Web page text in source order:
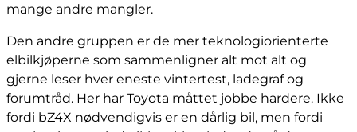
mange andre mangler.
Den andre gruppen er de mer teknologiorienterte
elbilkjøperne som sammenligner alt mot alt og
gjerne leser hver eneste vintertest, ladegraf og
forumtråd. Her har Toyota måttet jobbe hardere. Ikke
fordi bZ4X nødvendigvis er en dårlig bil, men fordi